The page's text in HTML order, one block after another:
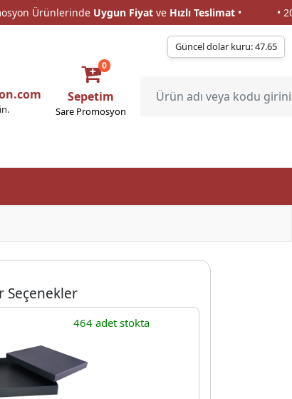
Güncel dolar kuru: 47.65
ÜrünlerindeUygun FiyatveHızlı Teslimat•
•
Hızlı Teslimat• • 2026
Sepetim
0
Sare Promosyon
Seçenekler
464 adet stokta